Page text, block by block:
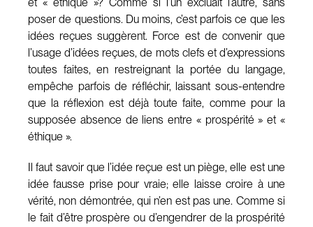
poser de questions. Du moins, c’est parfois ce que les
idées reçues suggèrent. Force est de convenir que
l’usage d’idées reçues, de mots clefs et d’expressions
toutes faites, en restreignant la portée du langage,
empêche parfois de réfléchir, laissant sous-entendre
que la réflexion est déjà toute faite, comme pour la
supposée absence de liens entre « prospérité » et «
éthique ».
Il faut savoir que l’idée reçue est un piège, elle est une
idée fausse prise pour vraie; elle laisse croire à une
vérité, non démontrée, qui n’en est pas une. Comme si
le fait d’être prospère ou d’engendrer de la prospérité